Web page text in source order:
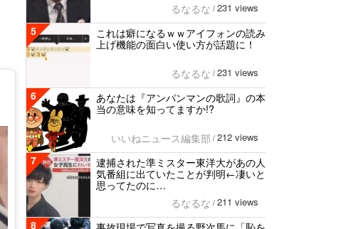
るなるな / 231 views
5
これは癖になるｗｗアイフォンの読み
上げ機能の面白い使い方が話題に！
るなるな / 231 views
6
あなたは『アンパンマンの歌詞』の本
当の意味を知ってますか!?
いいねニュース編集部 / 212 views
7
逮捕された準ミスター東洋大があの人
気番組に出ていたことが判明←凄いと
思ってたのに…
るなるな / 211 views
8